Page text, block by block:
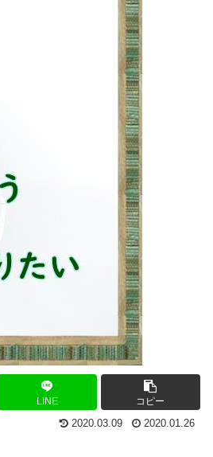
LINE コピー
2020.03.09 2020.01.26